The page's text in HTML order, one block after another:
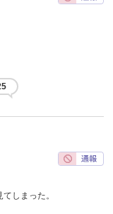
しまった。